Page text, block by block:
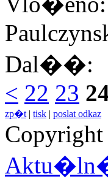
Dal��:
< 22 23
zp�t | tisk | poslat odkaz